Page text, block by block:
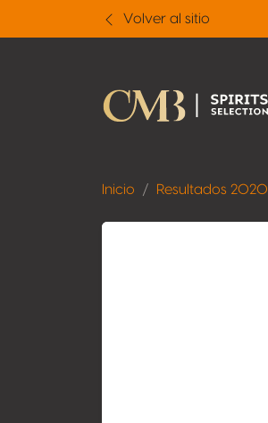
Volver al sitio
Inicio Resultados 2020